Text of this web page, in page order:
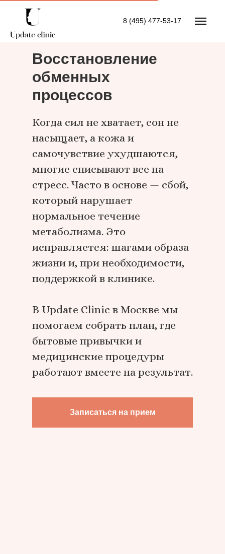
8 (495) 477-53-17
Восстановление
обменных
процессов
Когда сил не хватает, сон не
насыщает, а кожа и
самочувствие ухудшаются,
многие списывают все на
стресс. Часто в основе — сбой,
который нарушает
нормальное течение
метаболизма. Это
исправляется: шагами образа
жизни и, при необходимости,
поддержкой в клинике.
В Update Clinic в Москве мы
помогаем собрать план, где
бытовые привычки и
медицинские процедуры
работают вместе на результат.
Записаться на прием